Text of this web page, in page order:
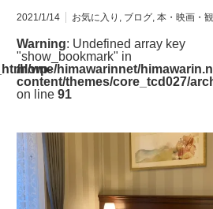
wp-
2021/1/14 お気に入り , ブログ, 本・映画・
Warning: Undefined array key
"show_bookmark" in
/home/himawarinnet/
content/themes/core_tcd027/
on line 91